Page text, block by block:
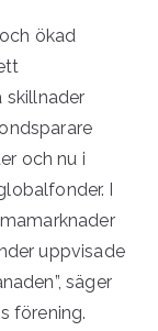
ökad
och nu i
I
uppvisade
säger
förening.